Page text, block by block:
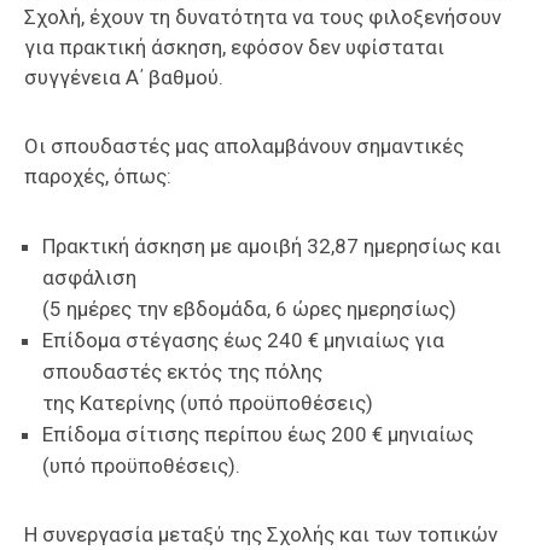
Σχολή, έχουν τη δυνατότητα να τους φιλοξενήσουν
για πρακτική άσκηση, εφόσον δεν υφίσταται
συγγένεια Α΄ βαθμού.
Οι σπουδαστές μας απολαμβάνουν σημαντικές
παροχές, όπως:
Πρακτική άσκηση με αμοιβή 32,87 ημερησίως και
ασφάλιση
(5 ημέρες την εβδομάδα, 6 ώρες ημερησίως)
Επίδομα στέγασης έως 240 € μηνιαίως για
σπουδαστές εκτός της πόλης
της Κατερίνης (υπό προϋποθέσεις)
Επίδομα σίτισης περίπου έως 200 € μηνιαίως
(υπό προϋποθέσεις).
Η συνεργασία μεταξύ της Σχολής και των τοπικών